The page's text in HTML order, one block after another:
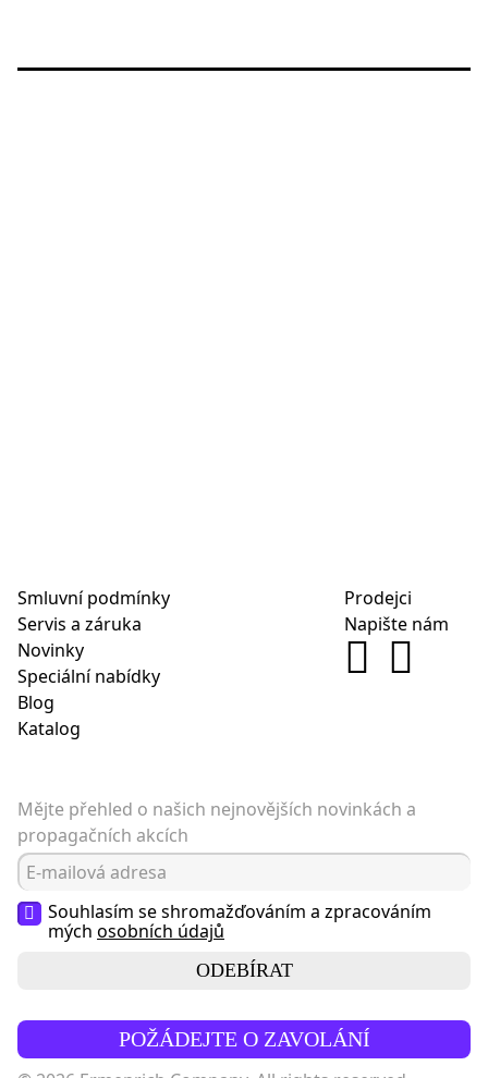
Smluvní podmínky
Servis a záruka
Novinky
Speciální nabídky
Blog
Katalog
Prodejci
Napište nám
Mějte přehled o našich nejnovějších novinkách a
propagačních akcích
Souhlasím se shromažďováním a zpracováním
mých osobních údajů
ODEBÍRAT
POŽÁDEJTE O ZAVOLÁNÍ